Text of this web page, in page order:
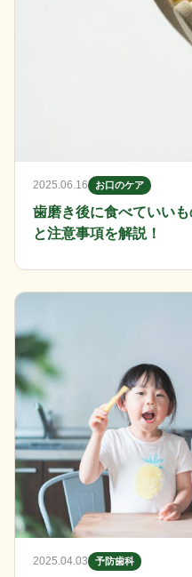
2025.06.16 お口のケア
歯磨き後に食べていい
と注意事項を解説！
2025.04.03 予防歯科